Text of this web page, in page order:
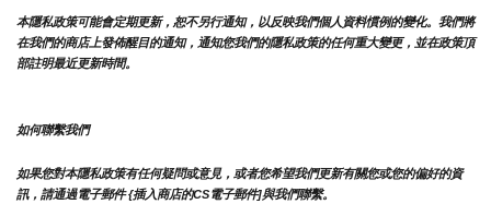
本隱私政策可能會定期更新，恕不另行通知，以反映我們個人資料慣例的變化。我們將
在我們的商店上發佈醒目的通知，通知您我們的隱私政策的任何重大變更，並在政策頂
部註明最近更新時間。
如何聯繫我們
如果您對本隱私政策有任何疑問或意見，或者您希望我們更新有關您或您的偏好的資
訊，請通過電子郵件 {插入商店的CS電子郵件]與我們聯繫。